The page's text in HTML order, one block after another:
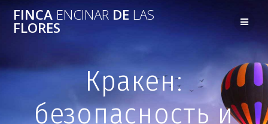
FINCAENCINAR DE LAS
FLORES
Кракен:
безопасность и